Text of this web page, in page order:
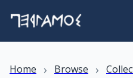
Home › Browse ›